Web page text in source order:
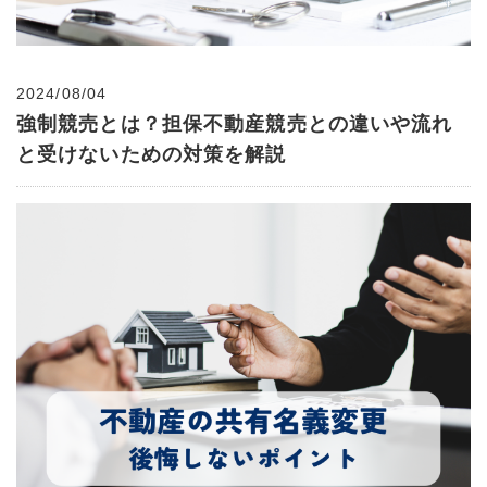
2024/08/04
強制競売とは？担保不動産競売との違いや流れ
と受けないための対策を解説